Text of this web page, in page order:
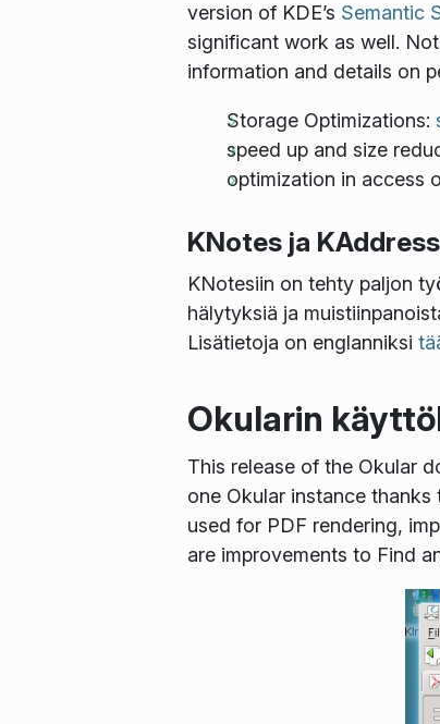
version of KDE’s Semantic
significant work as well.
information and details on
Storage Optimizations:
speed up and size
optimization in access
KNotes ja
KNotesiin on tehty paljon
hälytyksiä ja
Lisätietoja on englanniksi
Okularin
This release of the Okular
one Okular instance
used for PDF rendering,
are improvements to Find